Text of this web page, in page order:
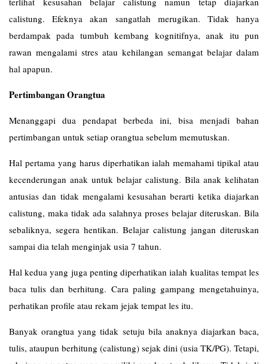
calistung. Efeknya akan sangatlah merugikan. Tidak hanya
berdampak pada tumbuh kembang kognitifnya, anak itu pun
rawan mengalami stres atau kehilangan semangat belajar dalam
hal apapun.
Pertimbangan Orangtua
Menanggapi dua pendapat berbeda ini, bisa menjadi bahan
pertimbangan untuk setiap orangtua sebelum memutuskan.
Hal pertama yang harus diperhatikan ialah memahami tipikal atau
kecenderungan anak untuk belajar calistung. Bila anak kelihatan
antusias dan tidak mengalami kesusahan berarti ketika diajarkan
calistung, maka tidak ada salahnya proses belajar diteruskan. Bila
sebaliknya, segera hentikan. Belajar calistung jangan diteruskan
sampai dia telah menginjak usia 7 tahun.
Hal kedua yang juga penting diperhatikan ialah kualitas tempat les
baca tulis dan berhitung. Cara paling gampang mengetahuinya,
perhatikan profile atau rekam jejak tempat les itu.
Banyak orangtua yang tidak setuju bila anaknya diajarkan baca,
tulis, ataupun berhitung (calistung) sejak dini (usia TK/PG). Tetapi,